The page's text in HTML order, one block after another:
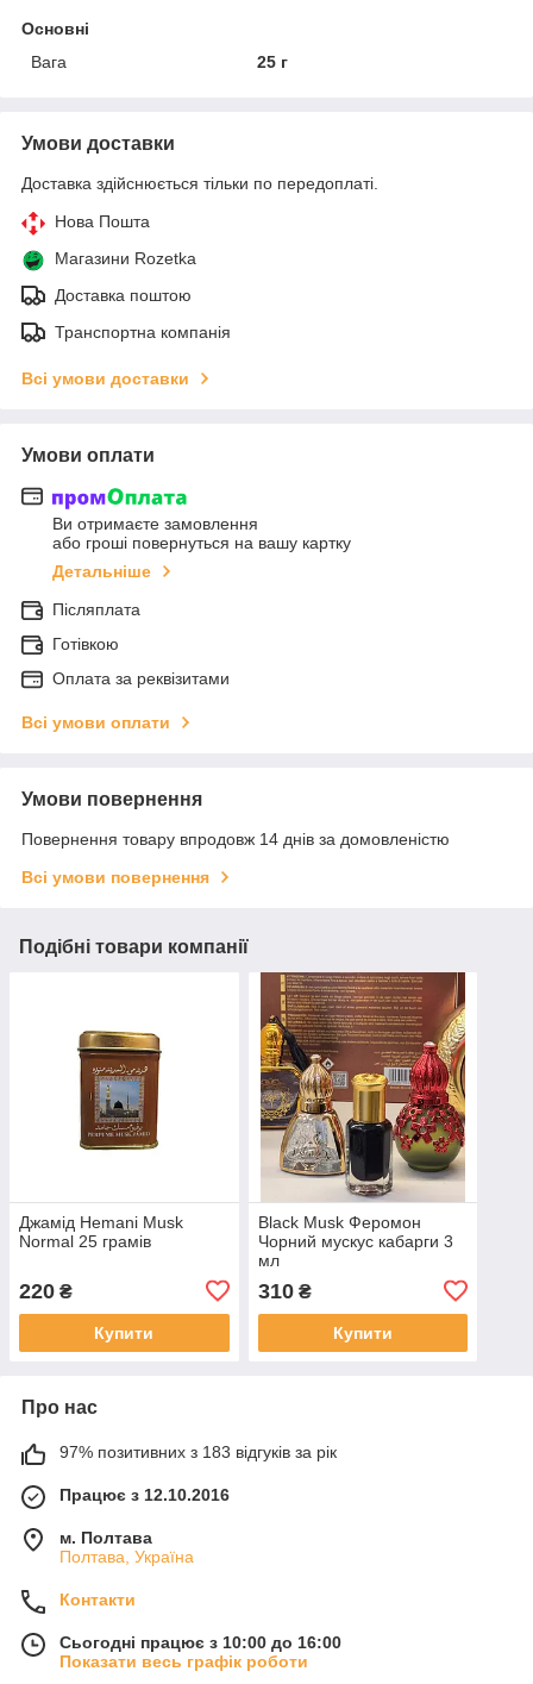
Основні
Вага
25 г
Умови доставки
Доставка здійснюється тільки по передоплаті.
Нова Пошта
Магазини Rozetka
Доставка поштою
Транспортна компанія
Всі умови доставки
Умови оплати
Ви отримаєте замовлення
або гроші повернуться на вашу картку
Детальніше
Післяплата
Готівкою
Оплата за реквізитами
Всі умови оплати
Умови повернення
Повернення товару впродовж 14 днів за домовленістю
Всі умови повернення
Подібні товари компанії
Джамід Hemani Musk
Normal 25 грамів
220 ₴
Купити
Black Musk Феромон
Чорний мускус кабарги 3
мл
310₴
Купити
Про нас
97% позитивних з 183 відгуків за рік
Працює з 12.10.2016
м. Полтава
Полтава, Україна
Контакти
Сьогодні працює з 10:00 до 16:00
Показати весь графік роботи